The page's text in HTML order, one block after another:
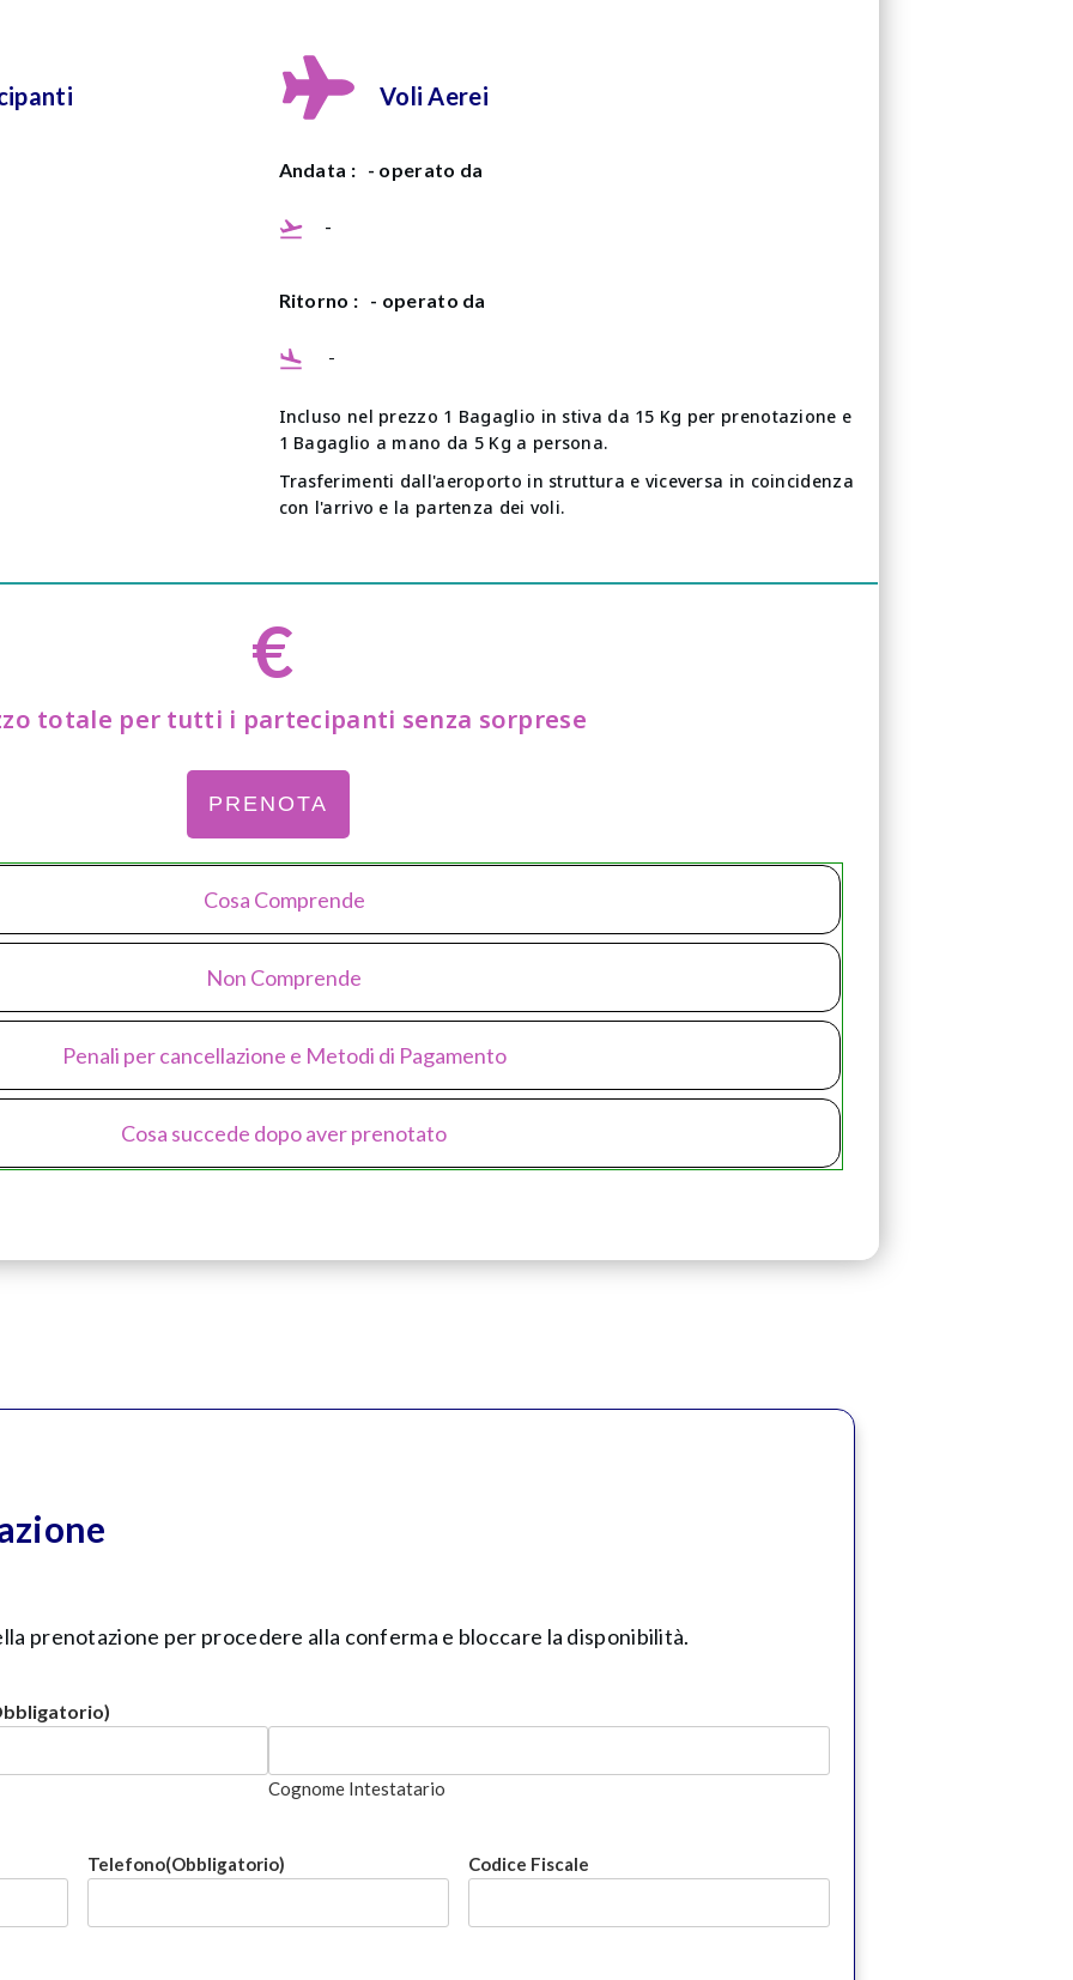
Voli Aerei
Andata : - operato da
-
Ritorno : - operato da
-
Incluso nel prezzo 1 Bagaglio in stiva da 15 Kg per prenotazione e
1 Bagaglio a mano da 5 Kg a persona.
Trasferimenti dall'aeroporto in struttura e viceversa in coincidenza
con l'arrivo e la partenza dei voli.
€
totale per tutti i partecipanti senza sorprese
PRENOTA
Cosa Comprende
Non Comprende
Penali per cancellazione e Metodi di Pagamento
Cosa succede dopo aver prenotato
prenotazione per procedere alla conferma e bloccare la disponibilità.
Cognome Intestatario
Telefono(Obbligatorio) Codice Fiscale